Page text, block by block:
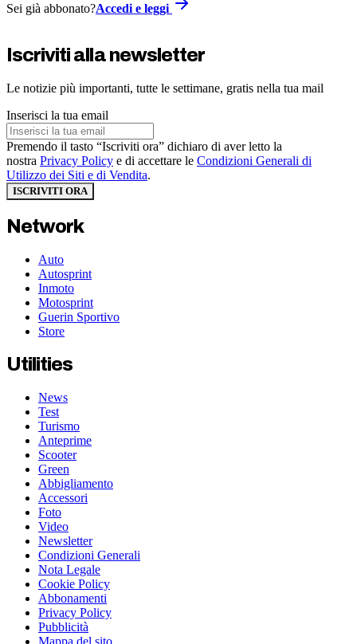
Sei già abbonato?Accedi e leggi
Iscriviti alla newsletter
Le notizie più importanti, tutte le settimane, gratis nella tua mail
Inserisci la tua email
Premendo il tasto “Iscriviti ora” dichiaro di aver letto la
nostra Privacy Policy e di accettare le Condizioni Generali di
Utilizzo dei Siti e di Vendita.
ISCRIVITI ORA
Network
Auto
Autosprint
Inmoto
Motosprint
Guerin Sportivo
Store
Utilities
News
Test
Turismo
Anteprime
Scooter
Green
Abbigliamento
Accessori
Foto
Video
Newsletter
Condizioni Generali
Nota Legale
Cookie Policy
Abbonamenti
Privacy Policy
Pubblicità